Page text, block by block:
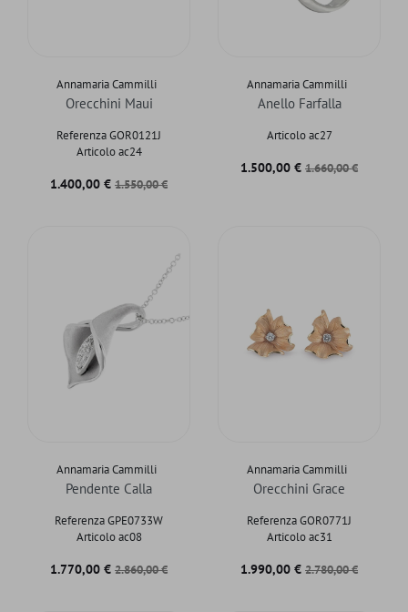
Annamaria Cammilli
Orecchini Maui
Referenza GOR0121J
Articolo ac24
Prezzo
1.400,00 € Prezzo base
1.550,00 €
Annamaria Cammilli
Anello Farfalla
Articolo ac27
Prezzo
1.500,00 € Prezzo base
1.660,00 €
Annamaria Cammilli
Pendente Calla
Referenza GPE0733W
Articolo ac08
Prezzo
1.770,00 € Prezzo base
2.860,00 €
Annamaria Cammilli
Orecchini Grace
Referenza GOR0771J
Articolo ac31
Prezzo
1.990,00 € Prezzo base
2.780,00 €